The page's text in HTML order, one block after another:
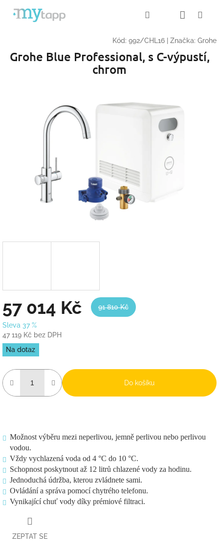
Přihlášení
košík
Kód: 992/CHL16 Značka: Grohe
Grohe Blue Professional, s C-výpustí,
chrom
57 014 Kč 91 810 Kč
Sleva 37 %
47 119 Kč bez DPH
Měrná
cena:
Na dotaz
Do košíku
Možnost výběru mezi neperlivou, jemně perlivou nebo perlivou
vodou.
Vždy vychlazená voda od 4 °C do 10 °C.
Schopnost poskytnout až 12 litrů chlazené vody za hodinu.
Jednoduchá údržba, kterou zvládnete sami.
Ovládání a správa pomocí chytrého telefonu.
Vynikající chuť vody díky prémiové filtraci.
ZEPTAT SE